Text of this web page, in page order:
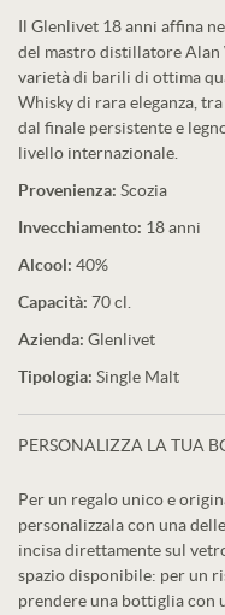
Il Glenlivet 18 anni affina
del mastro distillatore Alan
varietà di barili di ottima
Whisky di rara eleganza,
dal finale persistente e
livello internazionale.
Provenienza: Scozia
Invecchiamento: 18 anni
Alcool: 40%
Capacità: 70 cl.
Azienda: Glenlivet
Tipologia: Single Malt
PERSONALIZZA LA TUA
Per un regalo unico e
personalizzala con una
incisa direttamente sul
spazio disponibile: per un
prendere una bottiglia con